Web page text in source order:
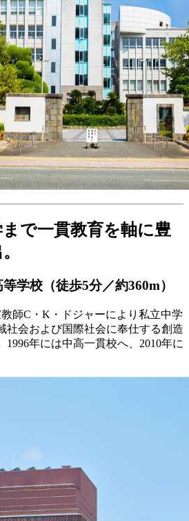
で一貫教育を軸に豊
等学校 （徒歩5分／約360m）
師C・K・ドジャーにより私立中学
社会および国際社会に奉仕する創造
1996年には中高一貫校へ、2010年に